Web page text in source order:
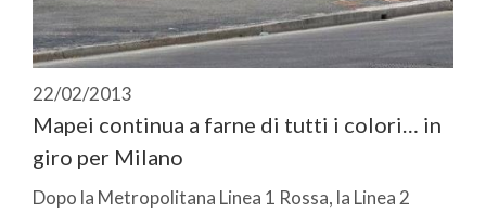
22/02/2013
Mapei continua a farne di tutti i colori… in
giro per Milano
Dopo la Metropolitana Linea 1 Rossa, la Linea 2